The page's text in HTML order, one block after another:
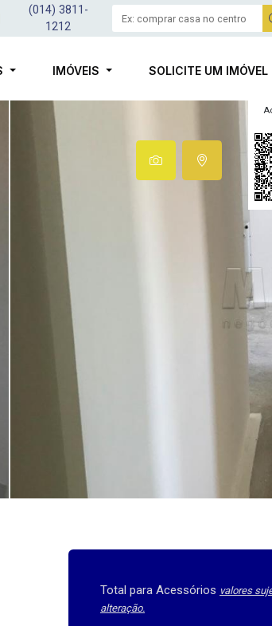
(014) 3811-
1212
IMÓVEIS SOLICITE UM IMÓVEL
Total para Acessórios valores
alteração.